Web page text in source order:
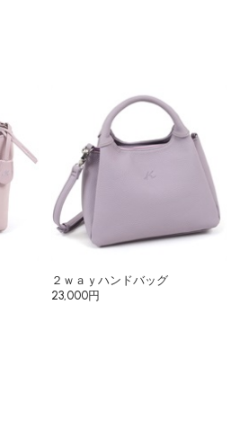
２ｗａｙハンドバッグ
23,000円